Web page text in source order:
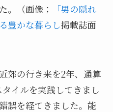
。（画像；
「男の隠れ
豊かな暮らし掲載誌面
郊の行き来を2年、通算
イルを実践してきまし
誤を経てきました。能